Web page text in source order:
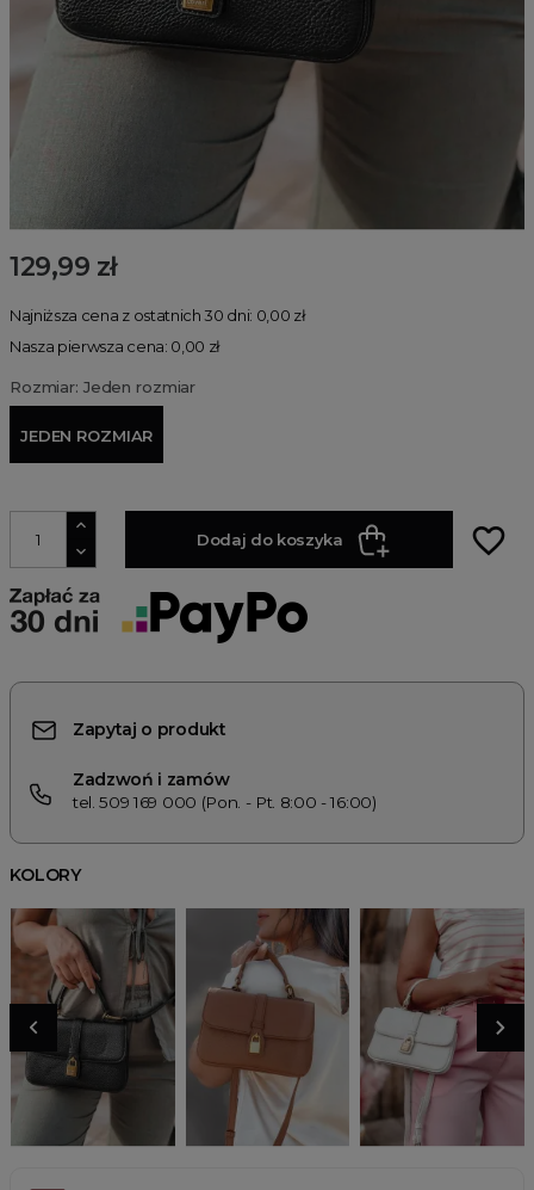
129,99 zł
Najniższa cena z ostatnich 30 dni: 0,00 zł
Nasza pierwsza cena: 0,00 zł
Rozmiar: Jeden rozmiar
JEDEN ROZMIAR
Dodaj do koszyka favorite_border
Zapytaj o produkt
Zadzwoń i zamów
tel. 509 169 000 (Pon. - Pt. 8:00 - 16:00)
KOLORY